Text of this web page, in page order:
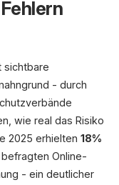
sichtbare
- durch
wie real das Risiko
2025 erhielten 18%
Online-
- ein deutlicher